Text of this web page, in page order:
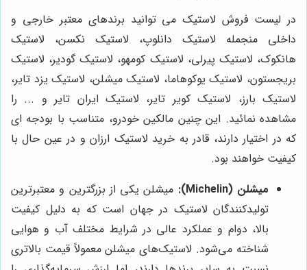
در لیست فروش لاستیک می توانید برندهای معتبر خارجی و
داخلی منجمله لاستیک دانلوپ، لاستیک نکسن، لاستیک
هانکوک، لاستیک پیرلی، لاستیک کومهو، لاستیک گودیر، لاستیک
بریجستون، لاستیک یوکوهاما، لاستیک میشلن، لاستیک یزد تایر،
لاستیک بارز، لاستیک کویر تایر، لاستیک ایران تایر و ... را
مشاهده نمائید. این چنین مالکین خودرو، متناسب با بودجه ای
که در اختیار دارند، قادر به خرید لاستیک ارزان و در عین حال با
کیفیت خواهند بود.
میشلن (Michelin):
میشلن یکی از بزرگترین و معتبرترین
تولیدکنندگان لاستیک در جهان است که به دلیل کیفیت
بالا، دوام و عملکرد عالی در شرایط مختلف آب و هوایی
شناخته می‌شود. لاستیک‌های میشلن معمولاً قیمت بالاتری